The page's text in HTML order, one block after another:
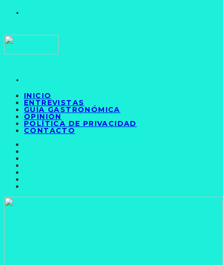
INICIO
ENTREVISTAS
GUÍA GASTRONÓMICA
OPINIÓN
POLÍTICA DE PRIVACIDAD
CONTACTO